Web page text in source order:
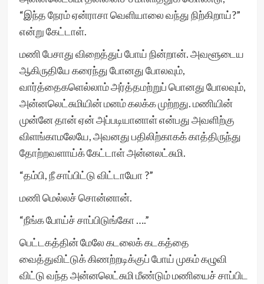
“இந்த நேரம் ஏன்ராசா வெளியாலை வந்து நிற்கிறாய்?”
என்று கேட்டாள்.
மணி பேசாது விறைத்துப் போய் நின்றான். அவளூடைய
ஆகிருதியே கரைந்து போனது போலவும்,
வார்த்தைகளெல்லாம் அர்த்தமற்றுப் பொனது போலவும்,
அன்னலெட்சுமியின் மனம் கலக்க முற்றது. மணியின்
முன்னே தான் ஏன் அப்படியானாள் என்பது அவளிற்கு
விளங்காமலேயே, அவனது பதிலிற்காகக் காத்திருந்து
தோற்றவளாய்க் கேட்டாள் அன்னலட்சுமி.
“தம்பி, நீ சாப்பிட்டு விட்டாயோ ?”
மணி மெல்லச் சொன்னான்.
“நீங்க போய்ச் சாப்பிடுங்கோ ….”
பெட்டகத்தின் மேலே கடலைக் கடகத்தை
வைத்துவிட்டுக் கிணற்றடிக்குப் போய் முகம் கழுவி
விட்டு வந்த அன்னலெட்சுமி மீண்டும் மணியைச் சாப்பிட